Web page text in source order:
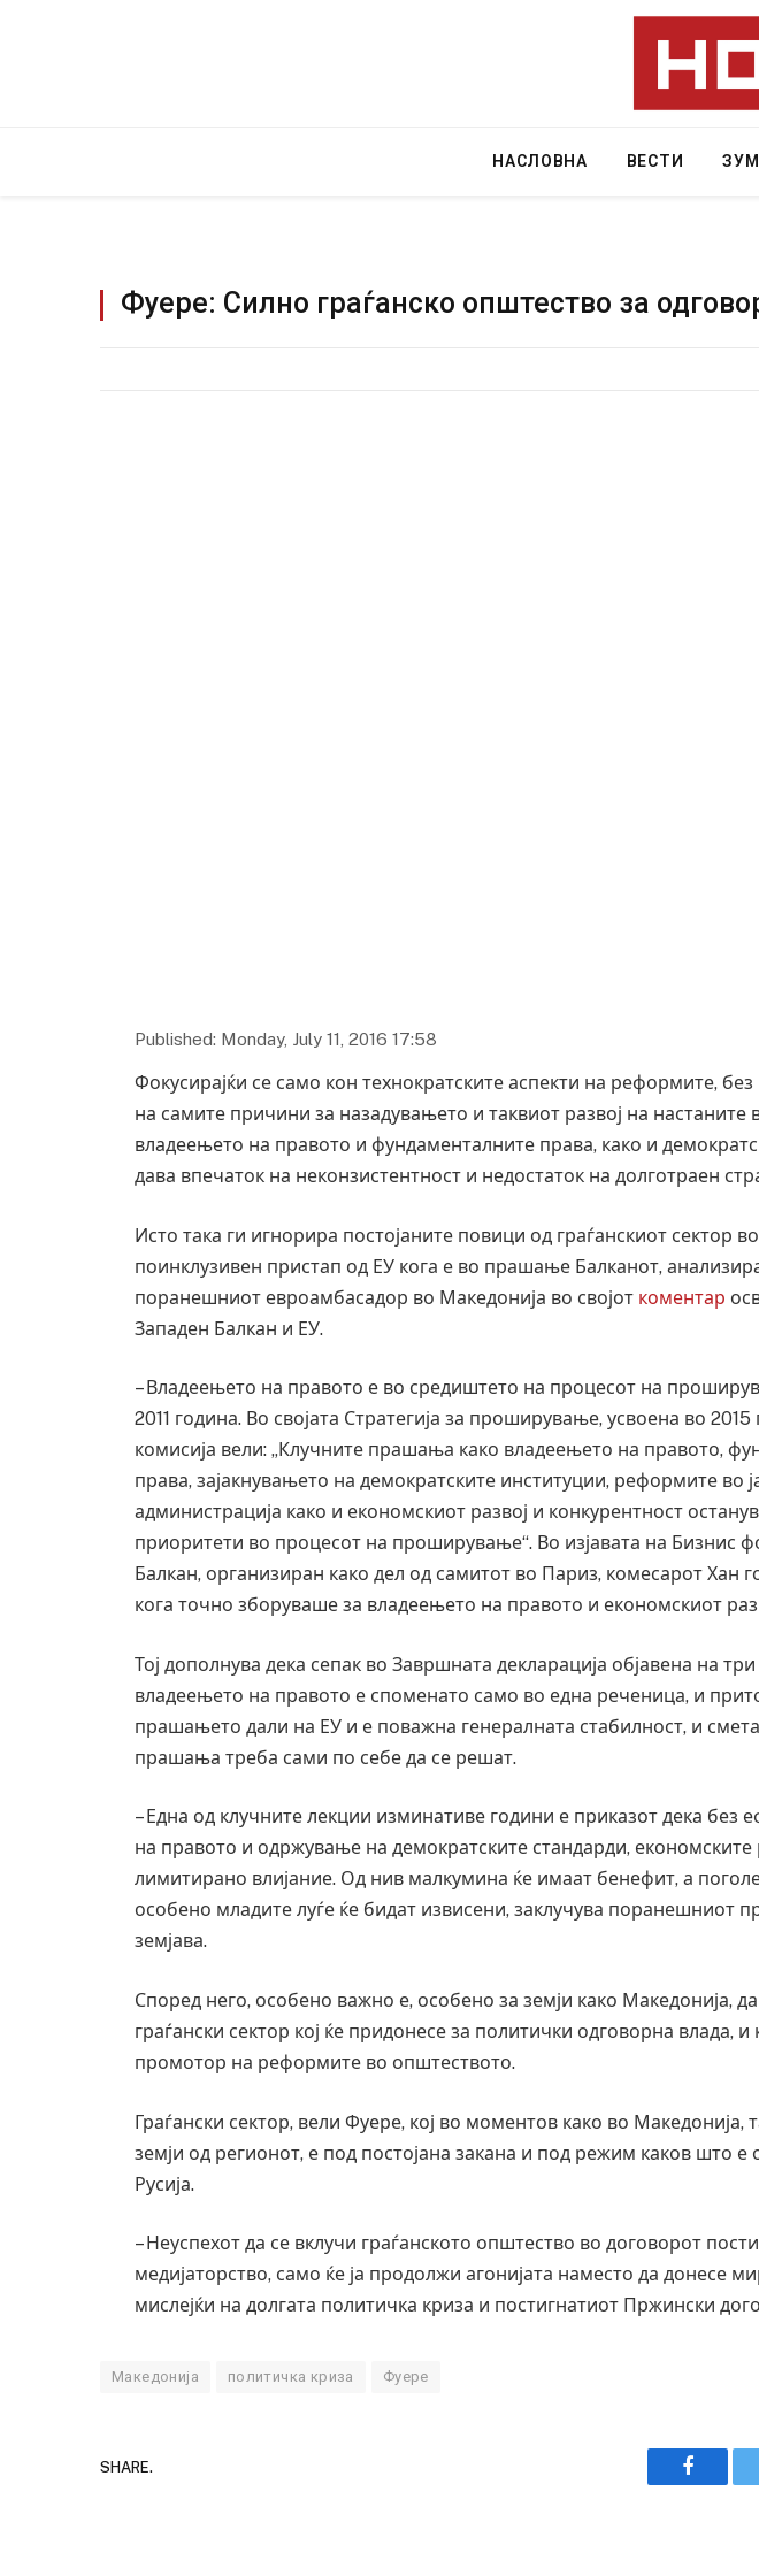
НАСЛОВНА ВЕСТИ ЗУМ
Фуере: Силно граѓанско општество за
Published: Monday, July 11, 2016 17:58
Фокусирајќи се само кон технократските аспекти на реформите,
на самите причини за назадувањето и таквиот развој на настаните
владеењето на правото и фундаменталните права, како и
дава впечаток на неконзистентност и недостаток на долготраен
Исто така ги игнорира постојаните повици од граѓанскиот сектор
поинклузивен пристап од ЕУ кога е во прашање Балканот,
поранешниот евроамбасадор во Македонија во својот коментар
Западен Балкан и ЕУ.
– Владеењето на правото е во средиштето на процесот на
2011 година. Во својата Стратегија за проширување, усвоена во 2015
комисија вели: „Клучните прашања како владеењето на правото,
права, зајакнувањето на демократските институции, реформите во
администрација како и економскиот развој и конкурентност
приоритети во процесот на проширување“. Во изјавата на Бизнис
Балкан, организиран како дел од самитот во Париз, комесарот Хан
кога точно зборуваше за владеењето на правото и економскиот
Тој дополнува дека сепак во Завршната декларација објавена на
владеењето на правото е споменато само во една реченица, и
прашањето дали на ЕУ и е поважна генералната стабилност, и
прашања треба сами по себе да се решат.
– Една од клучните лекции изминативе години е приказот дека без
на правото и одржување на демократските стандарди,
лимитирано влијание. Од нив малкумина ќе имаат бенефит, а
особено младите луѓе ќе бидат извисени, заклучува поранешниот
земјава.
Според него, особено важно е, особено за земји како Македонија,
граѓански сектор кој ќе придонесе за политички одговорна влада, и
промотор на реформите во општеството.
Граѓански сектор, вели Фуере, кој во моментов како во Македонија,
земји од регионот, е под постојана закана и под режим каков што е
Русија.
– Неуспехот да се вклучи граѓанското општество во договорот
медијаторство, само ќе ја продолжи агонијата наместо да донесе
мислејќи на долгата политичка криза и постигнатиот Пржински
Македонија политичка криза Фуере
SHARE.
во главниот град на
AUGUST 2, 2026